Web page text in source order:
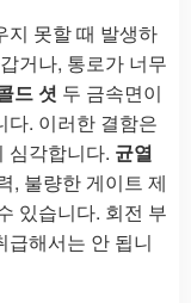
지 못할 때 발생하
거나, 통로가 너무
드 셧 두 금속면이
다. 이러한 결함은
심각합니다. 균열
, 불량한 게이트 제
있습니다. 회전 부
급해서는 안 됩니